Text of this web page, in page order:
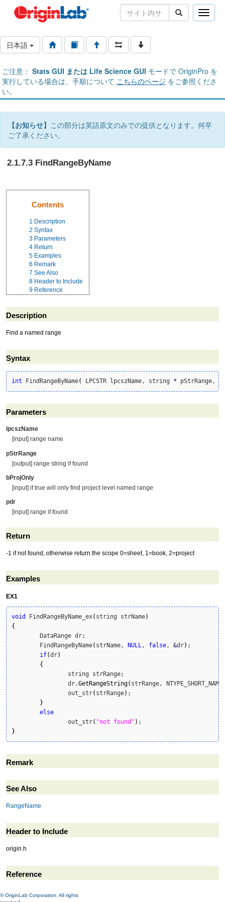
Toggle
日本語
ご注意： Stats GUI または Life Science GUI モードで OriginPro を
実行している場合は、手順について こちらのページ をご参照くださ
い。
【お知らせ】 この部分は英語原文のみでの提供となります。何卒
ご了承ください。
2.1.7.3 FindRangeByName
Contents
1 Description
2 Syntax
3 Parameters
4 Return
5 Examples
6 Remark
7 See Also
8 Header to Include
9 Reference
Description
Find a named range
Syntax
int FindRangeByName( LPCSTR lpcszName, string * pStrRange,
Parameters
lpcszName
[input] range name
pStrRange
[output] range string if found
bProjOnly
[input] if true will only find project level named range
pdr
[input] range if found
Return
-1 if not found, otherwise return the scope 0=sheet, 1=book, 2=project
Examples
EX1
void FindRangeByName_ex( string strName)
{
	FindRangeByName
( strName, NULL, false, &dr) ;
if(dr)
{
		dr.
GetRangeString( strRange,
		out_str
( strRange) ;
}
else
		out_str
( "not found" )
}
Remark
See Also
RangeName
Header to Include
origin.h
Reference
© OriginLab Corporation. All rights